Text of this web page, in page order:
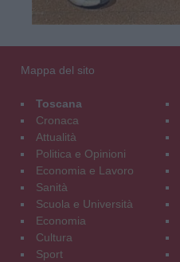
Mappa del sito
Toscana
Cronaca
Attualità
Politica e Opinioni
Economia e Lavoro
Sanità
Scuola e Università
Economia
Cultura
Sport